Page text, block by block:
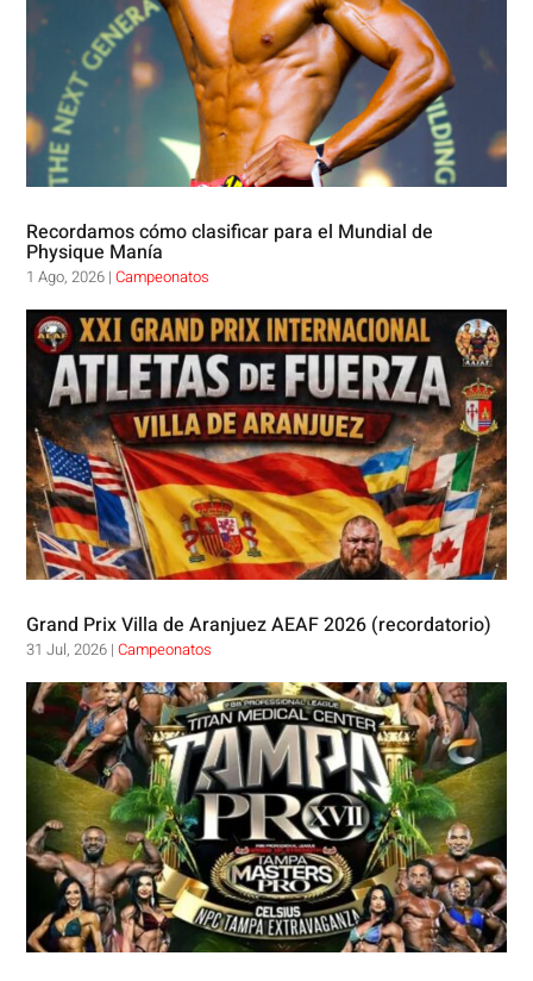
Recordamos cómo clasificar para el Mundial de
Physique Manía
1 Ago, 2026 |Campeonatos
Grand Prix Villa de Aranjuez AEAF 2026 (recordatorio)
31 Jul, 2026 |Campeonatos